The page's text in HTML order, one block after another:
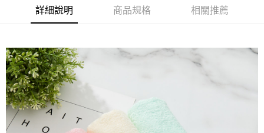
１．透過由恩沛科技股份有限公司提供之「AFTEE先享後付」服務完成之交
https://aftee.tw/terms/#terms3
３．未成年的使用者請事先徵得法定代理人或監護人之同意方可使用
「AFTEE先享後付」，若未經同意申辦者引起之損失，本公司不負相關責
任。
４．使用「AFTEE先享後付」時，將依據個別帳號之用戶狀況，依本公司即
時審查核予不同之上限額度；若仍有額度不足之情形，本公司將視審查結果
請求用戶進行身份認證。
５．嚴禁一人註冊多個帳號或使用他人資訊註冊。若發現惡意使用之情形，
每筆NT$65，滿NT$490(含以上)免運費
每筆NT$65，滿NT$490(含以上)免運費
宅配(本島)
每筆NT$100，滿NT$790(含以上)免運費
付款後寶雅門市自取(由倉庫統一出貨)
每筆NT$80，滿NT$290(含以上)免運費
詳細說明 商品規格 相關推薦